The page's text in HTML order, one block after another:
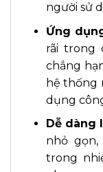
người sử
Ứng
rãi trong
chẳng
hệ thống
dụng
Dễ dàng
nhỏ
trong